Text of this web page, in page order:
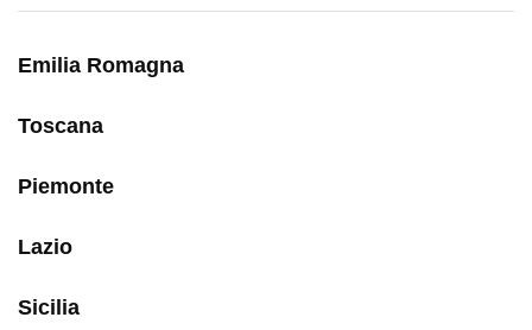
Emilia Romagna
Toscana
Piemonte
Lazio
Sicilia